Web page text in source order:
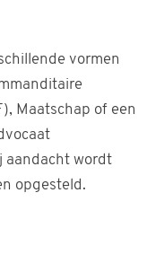
vormen
Maatschap of een
aandacht wordt
opgesteld.